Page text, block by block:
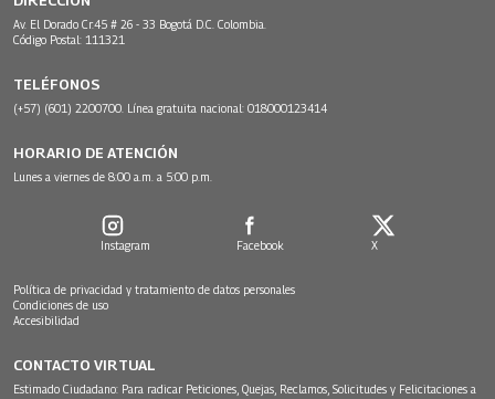
Av. El Dorado Cr.45 # 26 - 33 Bogotá D.C. Colombia.
Código Postal: 111321
TELÉFONOS
(+57) (601) 2200700. Línea gratuita nacional: 018000123414
HORARIO DE ATENCIÓN
Lunes a viernes de 8:00 a.m. a 5:00 p.m.
Instagram Facebook X
Política de privacidad y tratamiento de datos personales
Condiciones de uso
Accesibilidad
CONTACTO VIRTUAL
Estimado Ciudadano: Para radicar Peticiones, Quejas, Reclamos, Solicitudes y Felicitaciones a